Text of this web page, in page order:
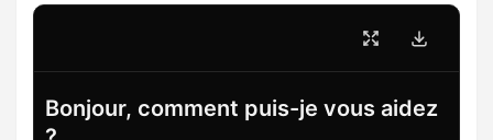
Bonjour, comment puis-je vous aidez